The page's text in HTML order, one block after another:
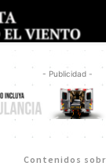
- Publicidad -
Contenidos